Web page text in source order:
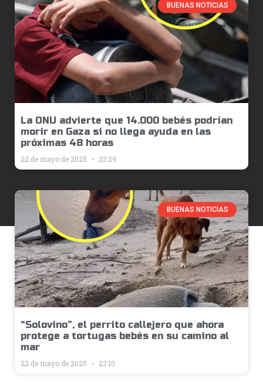
BUENAS NOTICIAS
La ONU advierte que 14.000 bebés podrían
morir en Gaza si no llega ayuda en las
próximas 48 horas
22 de mayo de 2025 23:29
BUENAS NOTICIAS
“Solovino”, el perrito callejero que ahora
protege a tortugas bebés en su camino al
mar
22 de mayo de 2025 23:10